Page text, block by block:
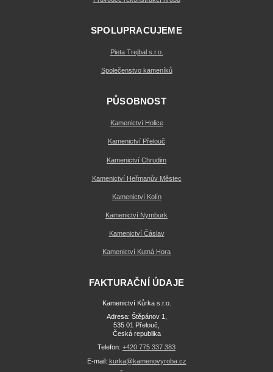
SPOLUPRACUJEME
Pieta Trejbal s.r.o.
Společenstvo kameníků
PŮSOBNOST
Kamenictví Holice
Kamenictví Přelouč
Kamenictví Chrudim
Kamenictví Heřmanův Městec
Kamenictví Kolín
Kamenictví Nymburk
Kamenictví Čáslav
Kamenictví Kutná Hora
FAKTURAČNÍ ÚDAJE
Kamenictví Kůrka s.r.o.
Adresa: Štěpánov 1,
535 01 Přelouč,
Česká republika
Telefon: +420 775 337 383
E-mail: kurka@kamenovyroba.cz